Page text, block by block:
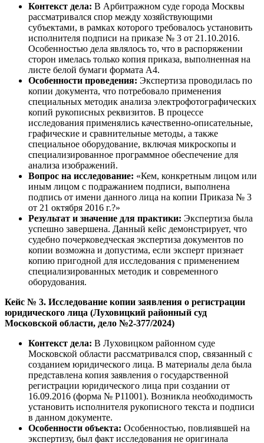
Контекст дела: В Арбитражном суде города Москвы
рассматривался спор между хозяйствующими
субъектами, в рамках которого требовалось установить
исполнителя подписи на приказе № 3 от 21.10.2016.
Особенностью дела являлось то, что в распоряжении
сторон имелась только копия приказа, выполненная на
листе белой бумаги формата А4.
Особенности проведения: Экспертиза проводилась по
копии документа, что потребовало применения
специальных методик анализа электрофотографических
копий рукописных реквизитов. В процессе
исследования применялись качественно-описательные,
графические и сравнительные методы, а также
специальное оборудование, включая микроскопы и
специализированное программное обеспечение для
анализа изображений.
Вопрос на исследование: «Кем, конкретным лицом или
иным лицом с подражанием подписи, выполнена
подпись от имени данного лица на копии Приказа № 3
от 21 октября 2016 г.?»
Результат и значение для практики: Экспертиза была
успешно завершена. Данный кейс демонстрирует, что
судебно почерковедческая экспертиза документов по
копии возможна и допустима, если эксперт признает
копию пригодной для исследования с применением
специализированных методик и современного
оборудования.
Кейс № 3. Исследование копии заявления о регистрации
юридического лица (Луховицкий районный суд
Московской области, дело №2-377/2024)
Контекст дела: В Луховицком районном суде
Московской области рассматривался спор, связанный с
созданием юридического лица. В материалы дела была
представлена копия заявления о государственной
регистрации юридического лица при создании от
16.09.2016 (форма № Р11001). Возникла необходимость
установить исполнителя рукописного текста и подписи
в данном документе.
Особенности объекта: Особенностью, повлиявшей на
экспертизу, был факт исследования не оригинала